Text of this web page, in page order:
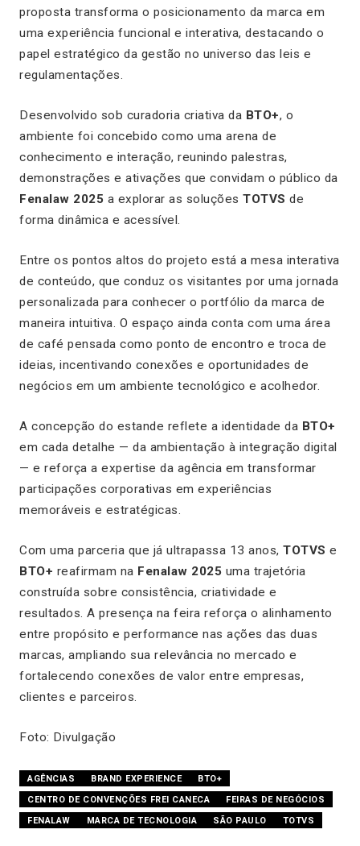
proposta transforma o posicionamento da marca em
uma experiência funcional e interativa, destacando o
papel estratégico da gestão no universo das leis e
regulamentações.
Desenvolvido sob curadoria criativa da BTO+, o
ambiente foi concebido como uma arena de
conhecimento e interação, reunindo palestras,
demonstrações e ativações que convidam o público da
Fenalaw 2025 a explorar as soluções TOTVS de
forma dinâmica e acessível.
Entre os pontos altos do projeto está a mesa interativa
de conteúdo, que conduz os visitantes por uma jornada
personalizada para conhecer o portfólio da marca de
maneira intuitiva. O espaço ainda conta com uma área
de café pensada como ponto de encontro e troca de
ideias, incentivando conexões e oportunidades de
negócios em um ambiente tecnológico e acolhedor.
A concepção do estande reflete a identidade da BTO+
em cada detalhe — da ambientação à integração digital
— e reforça a expertise da agência em transformar
participações corporativas em experiências
memoráveis e estratégicas.
Com uma parceria que já ultrapassa 13 anos, TOTVS e
BTO+ reafirmam na Fenalaw 2025 uma trajetória
construída sobre consistência, criatividade e
resultados. A presença na feira reforça o alinhamento
entre propósito e performance nas ações das duas
marcas, ampliando sua relevância no mercado e
fortalecendo conexões de valor entre empresas,
clientes e parceiros.
Foto: Divulgação
AGÊNCIAS BRAND EXPERIENCE
BTO+
CENTRO DE CONVENÇÕES FREI CANECA
FEIRAS DE NEGÓCIOS
FENALAW
MARCA DE TECNOLOGIA SÃO PAULO TOTVS